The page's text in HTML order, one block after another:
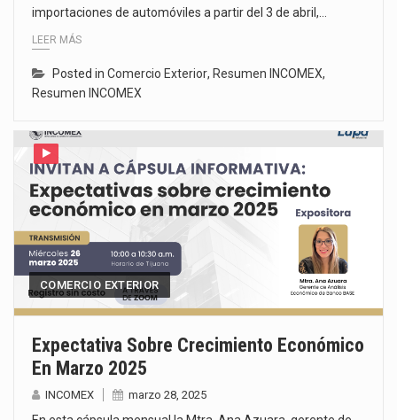
importaciones de automóviles a partir del 3 de abril,…
LEER MÁS
Posted in Comercio Exterior, Resumen INCOMEX,
Resumen INCOMEX
COMERCIO EXTERIOR
Expectativa Sobre Crecimiento Económico
En Marzo 2025
INCOMEX marzo 28, 2025